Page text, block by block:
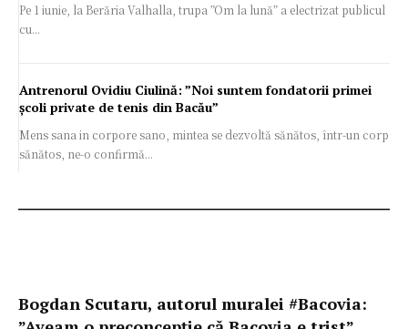
Pe 1 iunie, la Berăria Valhalla, trupa ”Om la lună” a electrizat publicul
cu...
Antrenorul Ovidiu Ciulină: ”Noi suntem fondatorii primei
școli private de tenis din Bacău”
Mens sana in corpore sano, mintea se dezvoltă sănătos, într-un corp
sănătos, ne-o confirmă...
Bogdan Scutaru, autorul muralei #Bacovia: